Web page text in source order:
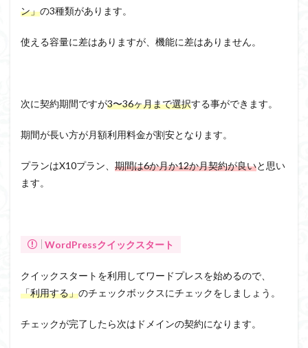
ン」の3種類があります。
使える容量に差はありますが、機能に差はありません。
次に契約期間ですが3〜36ヶ月まで選択する事ができます。
期間が長い方が月額利用料金が割安となります。
プランはX10プラン、 期間は6か月か12か月契約が良いと思い
ます。
WordPressクイックスタート
クイックスタートを利用してワードプレスを始めるので、
「利用する」のチェックボックスにチェックをしましょう。
チェックが完了したら次はドメインの契約になります。